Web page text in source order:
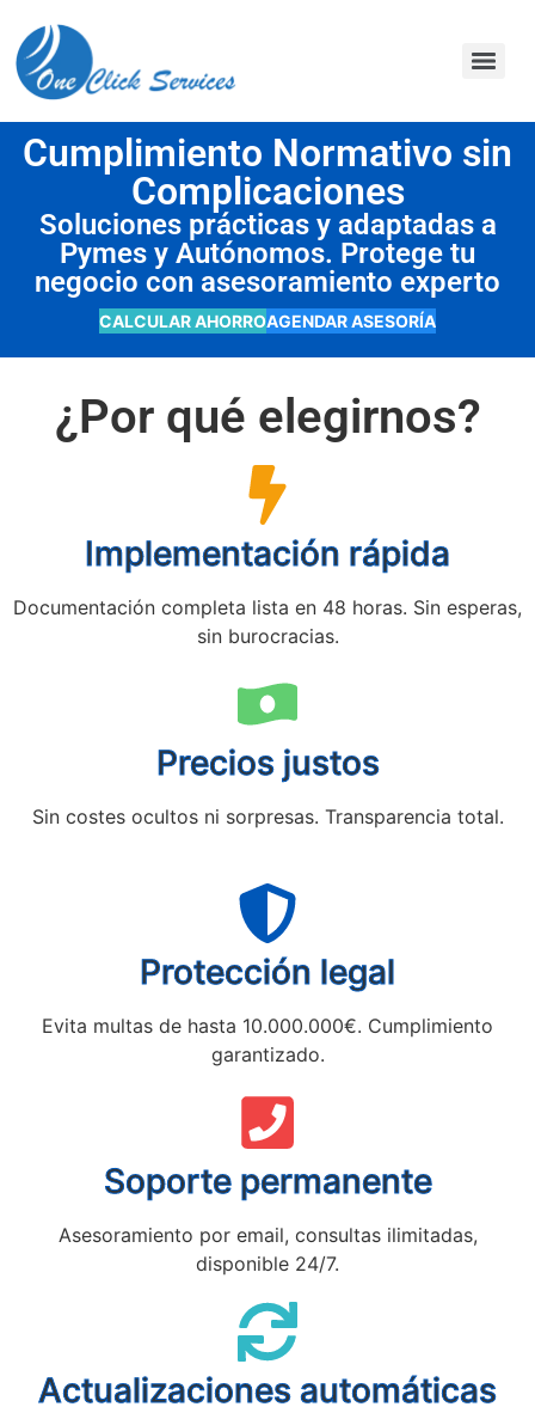
Cumplimiento Normativo sin
Complicaciones
Soluciones prácticas y adaptadas a
Pymes y Autónomos. Protege tu
negocio con asesoramiento experto
CALCULAR AHORROAGENDAR ASESORÍA
¿Por qué elegirnos?
Implementación rápida
Documentación completa lista en 48 horas. Sin esperas,
sin burocracias.
Precios justos
Sin costes ocultos ni sorpresas. Transparencia total.
Protección legal
Evita multas de hasta 10.000.000€. Cumplimiento
garantizado.
Soporte permanente
Asesoramiento por email, consultas ilimitadas,
disponible 24/7.
Actualizaciones automáticas